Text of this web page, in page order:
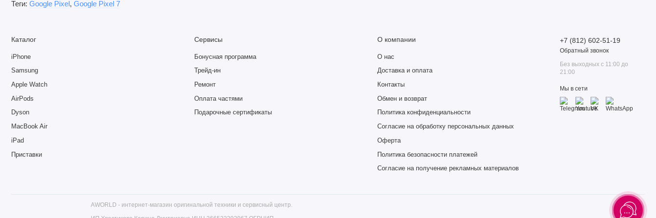
и безопасной операционной системой, умными функциями и премиальным качеством сборки от Google.
Преимущества
— умный чипсет с поддержкой передовых алгоритмов искусственного интеллекта и
— передовая вычислительная фотография Google для безупречных снимков днем и
— оптимизированная система без лишнего рекламного софта, быстрая и удобная в использовании.
водонепроницаемость.
Теги: Google Pixel , Google Pixel 7
Каталог
iPhone
Samsung
Apple Watch
AirPods
Dyson
MacBook Air
iPad
Приставки
Сервисы
Бонусная программа
Трейд-ин
Ремонт
Оплата частями
Подарочные сертификаты
О компании
О нас
Доставка и оплата
Контакты
Обмен и возврат
Политика конфиденциальности
Согласие на обработку персональных данных
Оферта
Политика безопасности платежей
Согласие на получение рекламных материалов
+7 (812) 602-51-19
Обратный звонок
Без выходных с 11:00 до
21:00
Мы в сети
AWORLD - интернет-магазин оригинальной техники и сервисный центр.